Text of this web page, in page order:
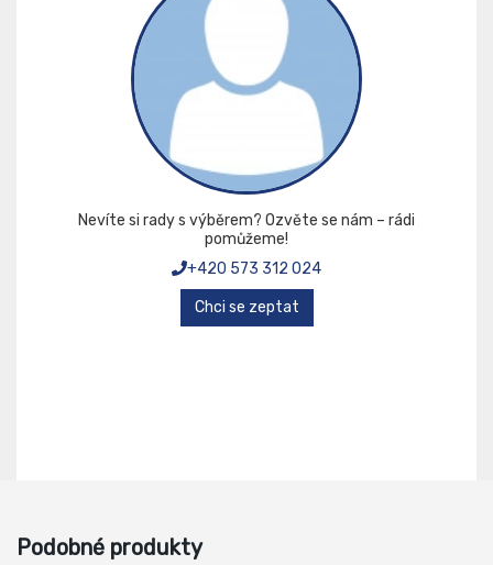
Nevíte si rady s výběrem? Ozvěte se nám – rádi
pomůžeme!
+420 573 312 024
Chci se zeptat
Podobné produkty